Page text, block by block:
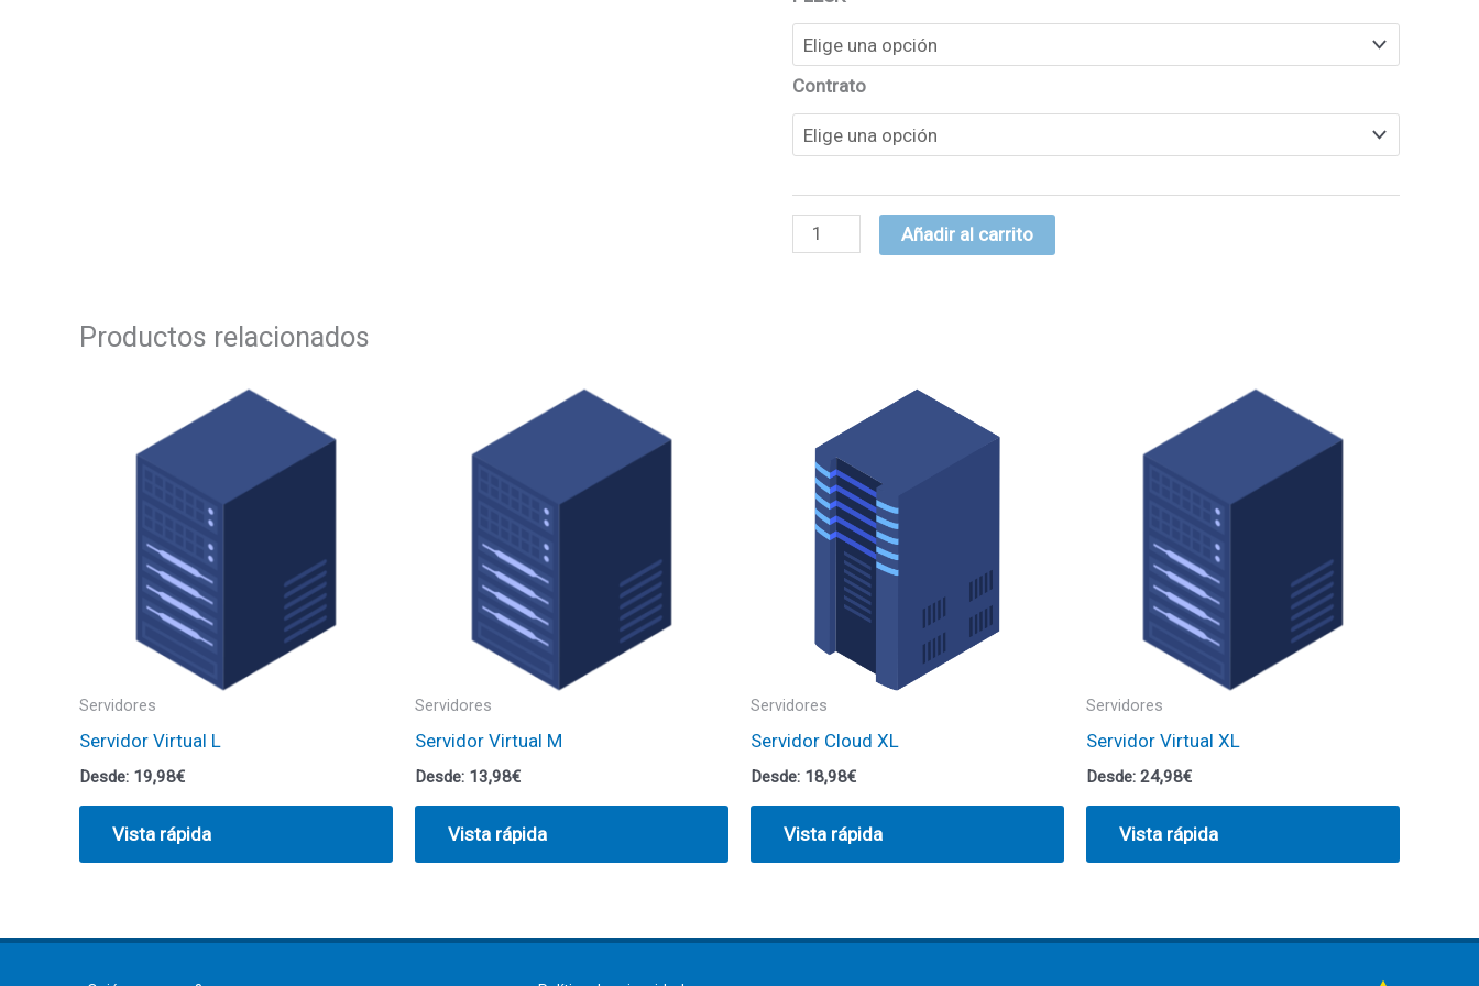
Contrato
Añadir al carrito
Productos relacionados
Servidores
Servidor Virtual L
Desde: 19,98€
Vista rápida
Servidores
Servidor Virtual M
Desde: 13,98€
Vista rápida
Servidores
Servidor Cloud XL
Desde: 18,98€
Vista rápida
Servidores
Servidor Virtual XL
Desde: 24,98€
Vista rápida